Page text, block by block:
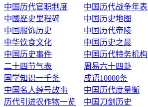
中国历代官职制度
中国历代战争年表
中國歷史里程碑
中国历史地图
中国服饰历史
中国历代帝陵
中华饮食文化
中国历史之最
中国历史事件
中国历代特务机构
二十四节气表
周易六十四卦
国学知识一千条
成语10000条
中国名人绰号故事
中国历代度量衡
历代引进农作物一览
中国刀剑历史